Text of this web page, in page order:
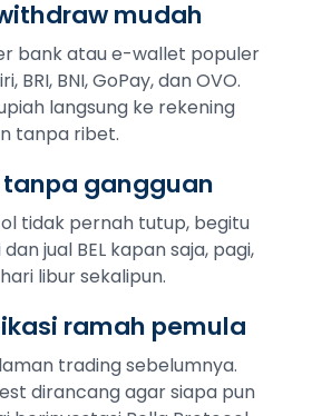
mudah
bank atau e-wallet populer
BRI, BNI, GoPay, dan OVO.
langsung ke rekening
tanpa ribet.
gangguan
tidak pernah tutup, begitu
jual BEL kapan saja, pagi,
libur sekalipun.
ramah pemula
trading sebelumnya.
dirancang agar siapa pun